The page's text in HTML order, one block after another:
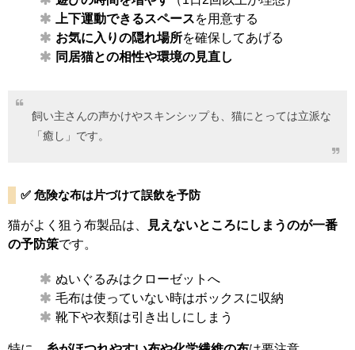
上下運動できるスペースを用意する
お気に入りの隠れ場所を確保してあげる
同居猫との相性や環境の見直し
飼い主さんの声かけやスキンシップも、猫にとっては立派な
「癒し」です。
✅ 危険な布は片づけて誤飲を予防
猫がよく狙う布製品は、
見えないところにしまうのが一番
の予防策です。
ぬいぐるみはクローゼットへ
毛布は使っていない時はボックスに収納
靴下や衣類は引き出しにしまう